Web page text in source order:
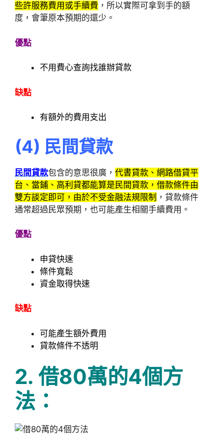
些許服務費用或手續費 ，所以實際可拿到手的額
度，會筆原本預期的還少。
優點
不用費心查詢找誰辦貸款
缺點
有額外的費用支出
(4) 民間貸款
民間貸款包含的意思很廣， 代書貸款、網路借貸平
台、當鋪、高利貸都能算是民間貸款，借款條件由
雙方談定即可，由於不受金融法規限制 ，貸款條件
通常超過民眾預期，也可能產生相關手續費用。
優點
申貸快速
條件寬鬆
資金取得快速
缺點
可能產生額外費用
貸款條件不透明
2. 借80萬的4個方
法：